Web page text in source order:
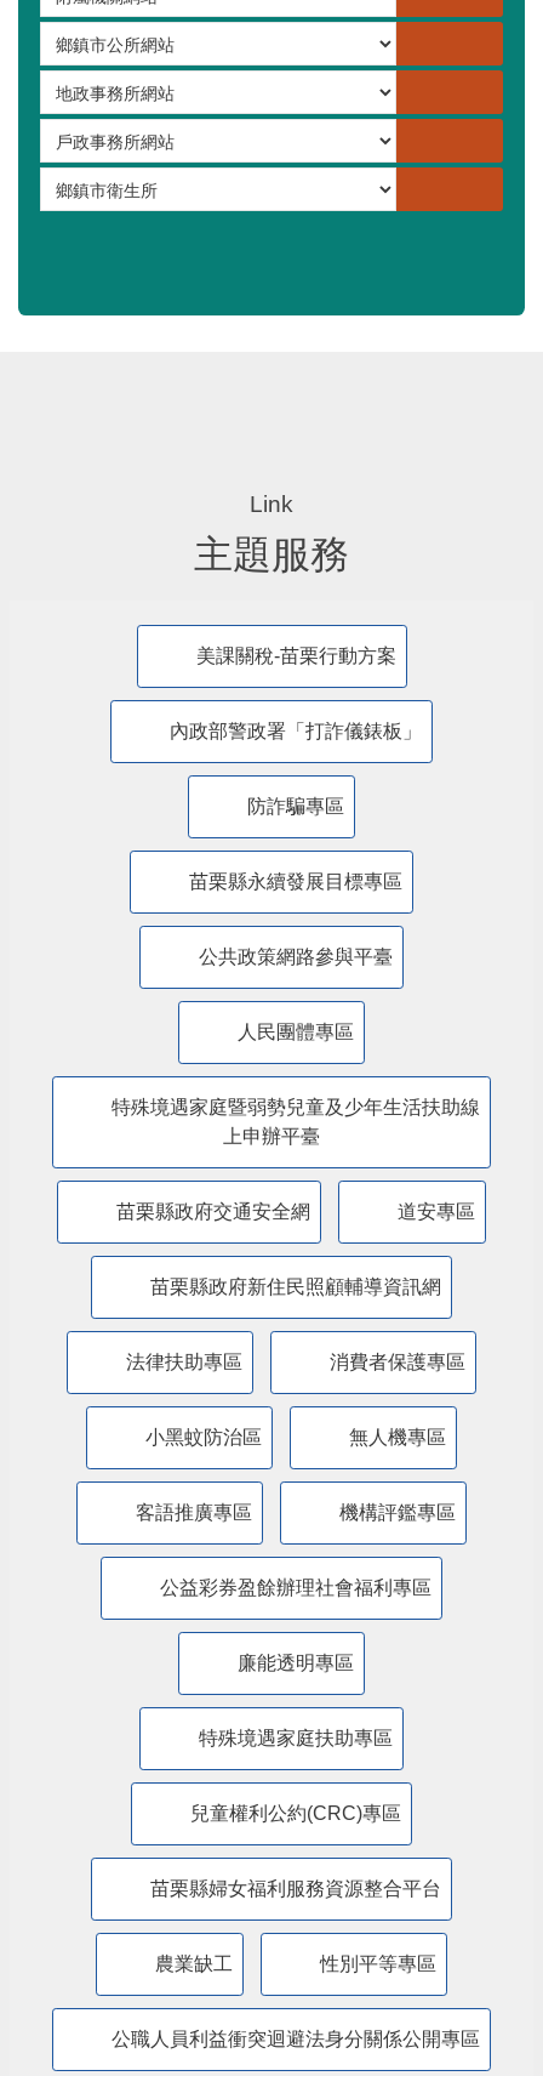
主題服務
美課關稅-苗栗行動方案
內政部警政署「打詐儀錶板」
防詐騙專區
苗栗縣永續發展目標專區
公共政策網路參與平臺
人民團體專區
特殊境遇家庭暨弱勢兒童及少年生活扶助線
上申辦平臺
苗栗縣政府交通安全網 道安專區
苗栗縣政府新住民照顧輔導資訊網
法律扶助專區 消費者保護專區
小黑蚊防治區 無人機專區
客語推廣專區 機構評鑑專區
公益彩券盈餘辦理社會福利專區
廉能透明專區
特殊境遇家庭扶助專區
兒童權利公約(CRC)專區
苗栗縣婦女福利服務資源整合平台
農業缺工 性別平等專區
公職人員利益衝突迴避法身分關係公開專區